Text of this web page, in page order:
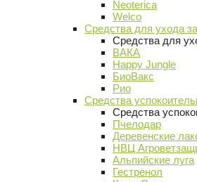
Neoterica
Welco
Средства для ухода
Средства для
ВАКА
Happy Jungle
БиоВакс
Рио
Средства
Средства
Пчелодар
Деревенские
НВЦ
Альпийские луга
Гестренол